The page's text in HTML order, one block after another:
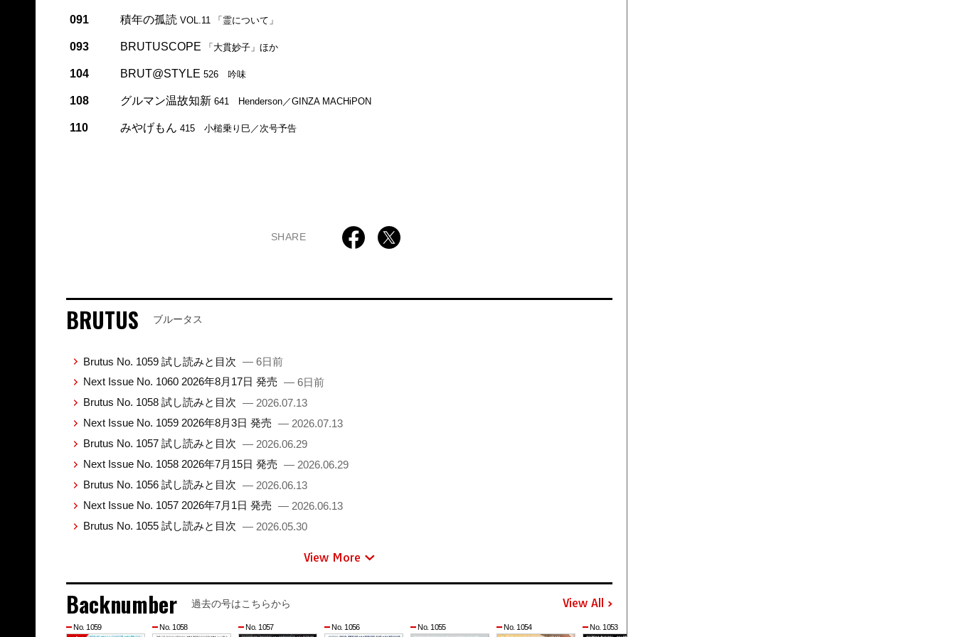
091 積年の孤読 VOL.11 「霊について」
093 BRUTUSCOPE 「大貫妙子」ほか
104 BRUT@STYLE 526 吟味
108 グルマン温故知新 641 Henderson／GINZA MACHiPON
110 みやげもん 415 小槌乗り巳／次号予告
SHARE
BRUTUS ブルータス
Brutus No. 1059 試し読みと目次 — 6日前
Next Issue No. 1060 2026年8月17日 発売 — 6日前
Brutus No. 1058 試し読みと目次 — 2026.07.13
Next Issue No. 1059 2026年8月3日 発売 — 2026.07.13
Brutus No. 1057 試し読みと目次 — 2026.06.29
Next Issue No. 1058 2026年7月15日 発売 — 2026.06.29
Brutus No. 1056 試し読みと目次 — 2026.06.13
Next Issue No. 1057 2026年7月1日 発売 — 2026.06.13
Brutus No. 1055 試し読みと目次 — 2026.05.30
View More
Backnumber 過去の号はこちらから View All
No. 1059 No. 1058 No. 1057 No. 1056 No. 1055 No. 1054 No. 1053